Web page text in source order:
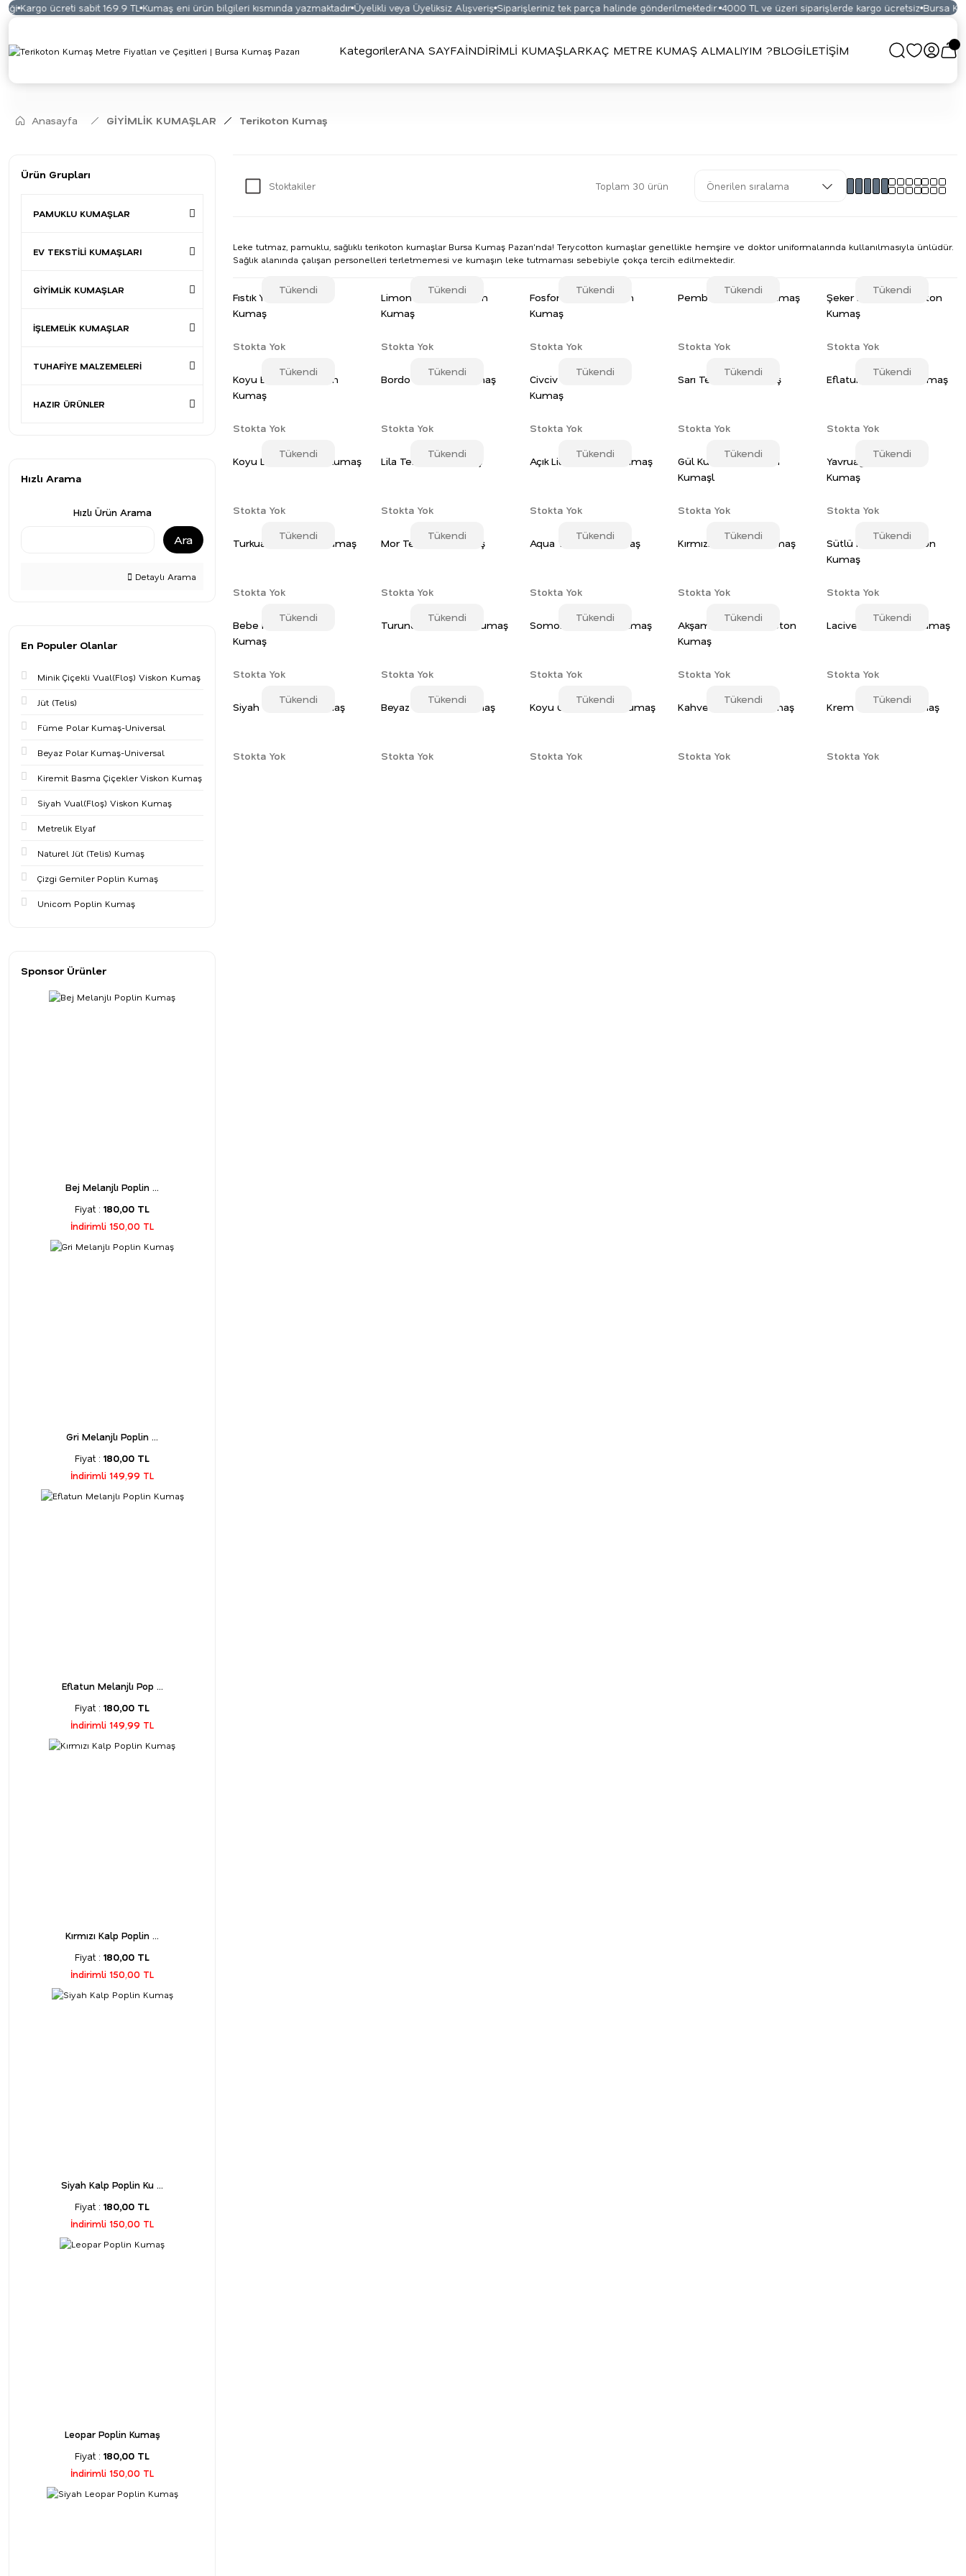
ücreti sabit 169.9 TL Kumaş eni ürün bilgileri kısmında yazmaktadır Üyelikli veya Üyeliksiz Alışveriş Siparişleriniz tek parça halinde gönderilmektedir. 4000 TL ve üzeri siparişlerde kargo ücretsiz Bursa Kumaş
KategorilerANA SAYFAİNDİRİMLİ KUMAŞLARKAÇ METRE KUMAŞ ALMALIYIM ?BLOGİLETİŞİM
Anasayfa GİYİMLİK KUMAŞLAR Terikoton Kumaş
Ürün Grupları
PAMUKLU KUMAŞLAR
EV TEKSTİLİ KUMAŞLARI
GİYİMLİK KUMAŞLAR
İŞLEMELİK KUMAŞLAR
TUHAFİYE MALZEMELERİ
HAZIR ÜRÜNLER
Hızlı Arama
Hızlı Ürün Arama
Ara
Detaylı Arama
En Populer Olanlar
Minik Çiçekli Vual(Floş) Viskon Kumaş
Jüt (Telis)
Füme Polar Kumaş-Universal
Beyaz Polar Kumaş-Universal
Kiremit Basma Çiçekler Viskon Kumaş
Siyah Vual(Floş) Viskon Kumaş
Metrelik Elyaf
Naturel Jüt (Telis) Kumaş
Çizgi Gemiler Poplin Kumaş
Unicorn Poplin Kumaş
Sponsor Ürünler
Bej Melanjlı Poplin ...
Fiyat : 180,00 TL
İndirimli 150,00 TL
Gri Melanjlı Poplin ...
Fiyat : 180,00 TL
İndirimli 149,99 TL
Eflatun Melanjlı Pop ...
Fiyat : 180,00 TL
İndirimli 149,99 TL
Kırmızı Kalp Poplin ...
Fiyat : 180,00 TL
İndirimli 150,00 TL
Siyah Kalp Poplin Ku ...
Fiyat : 180,00 TL
İndirimli 150,00 TL
Leopar Poplin Kumaş
Fiyat : 180,00 TL
İndirimli 150,00 TL
Stoktakiler Toplam 30 ürün
Leke tutmaz, pamuklu, sağlıklı terikoton kumaşlar Bursa Kumaş Pazarı'nda! Terycotton kumaşlar genellikle hemşire ve doktor uniformalarında kullanılmasıyla ünlüdür.
Sağlık alanında çalışan personelleri terletmemesi ve kumaşın leke tutmaması sebebiyle çokça tercih edilmektedir.
Tükendi
Fıstık Yeşili Terikoton
Kumaş
Stokta Yok
Tükendi
Limon Yeşili Terikoton
Kumaş
Stokta Yok
Tükendi
Fosfor Yeşil Terikoton
Kumaş
Stokta Yok
Tükendi
Pembe Terikoton Kumaş
Stokta Yok
Tükendi
Şeker Pembe Terikoton
Kumaş
Stokta Yok
Tükendi
Koyu Bordo Terikoton
Kumaş
Stokta Yok
Tükendi
Bordo Terikoton Kumaş
Stokta Yok
Tükendi
Civciv Sarı Terikoton
Kumaş
Stokta Yok
Tükendi
Sarı Terikoton Kumaş
Stokta Yok
Tükendi
Eflatun Terikoton Kumaş
Stokta Yok
Tükendi
Koyu Lila Terikoton Kumaş
Stokta Yok
Tükendi
Lila Terikoton Kumaş
Stokta Yok
Tükendi
Açık Lila Terikoton Kumaş
Stokta Yok
Tükendi
Gül Kurusu Terikoton
Kumaşl
Stokta Yok
Tükendi
Yavruağzı Terikoton
Kumaş
Stokta Yok
Tükendi
Turkuaz Terikoton Kumaş
Stokta Yok
Tükendi
Mor Terikoton Kumaş
Stokta Yok
Tükendi
Aqua Terikoton Kumaş
Stokta Yok
Tükendi
Kırmızı Terikoton Kumaş
Stokta Yok
Tükendi
Sütlü Kahve Terikoton
Kumaş
Stokta Yok
Tükendi
Bebe Mavi Terikoton
Kumaş
Stokta Yok
Tükendi
Turuncu Terikoton Kumaş
Stokta Yok
Tükendi
Somon Terikoton Kumaş
Stokta Yok
Tükendi
Akşam Güneşi Terikoton
Kumaş
Stokta Yok
Tükendi
Lacivert Terikoton Kumaş
Stokta Yok
Tükendi
Siyah Terikoton Kumaş
Stokta Yok
Tükendi
Beyaz Terikoton Kumaş
Stokta Yok
Tükendi
Koyu Gri Terikoton Kumaş
Stokta Yok
Tükendi
Kahve Terikoton Kumaş
Stokta Yok
Tükendi
Krem Terikoton Kumaş
Stokta Yok